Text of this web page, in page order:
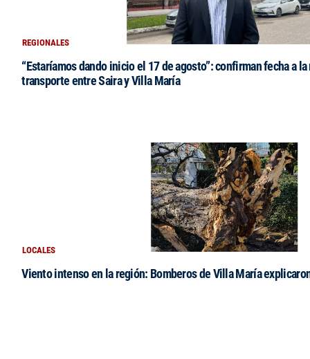
REGIONALES
“Estaríamos dando inicio el 17 de agosto”: confirman fecha a
transporte entre Saira y Villa María
LOCALES
Viento intenso en la región: Bomberos de Villa María